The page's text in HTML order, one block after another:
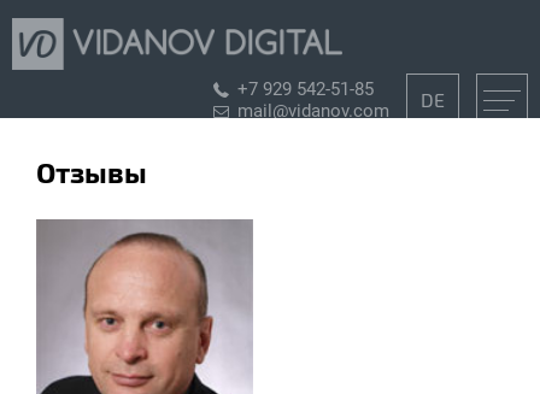
+7 929 542-51-85
mail@vidanov.com
DE
Отзывы